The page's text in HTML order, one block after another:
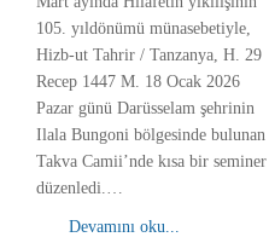
105. yıldönümü münasebetiyle,
Hizb-ut Tahrir / Tanzanya, H. 29
Recep 1447 M. 18 Ocak 2026
Pazar günü Darüsselam şehrinin
Ilala Bungoni bölgesinde bulunan
Takva Camii’nde kısa bir seminer
düzenledi.…
Devamını oku...